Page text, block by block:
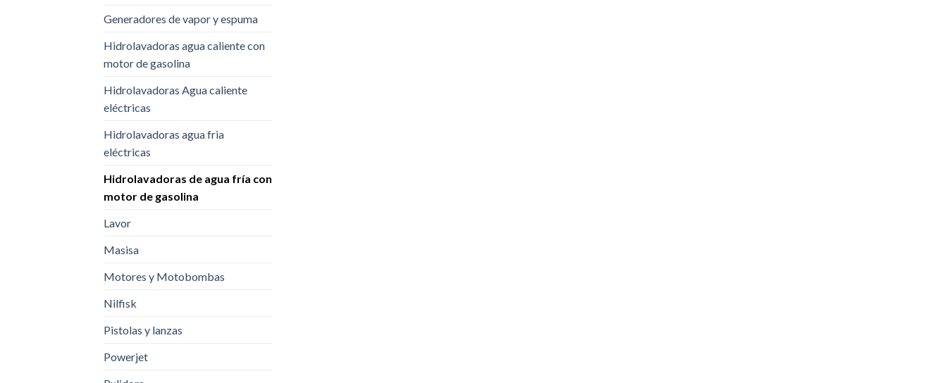
Generadores de vapor y espuma
Hidrolavadoras agua caliente con
motor de gasolina
Hidrolavadoras Agua caliente
eléctricas
Hidrolavadoras agua fria
eléctricas
Hidrolavadoras de agua fría con
motor de gasolina
Lavor
Masisa
Motores y Motobombas
Nilfisk
Pistolas y lanzas
Powerjet